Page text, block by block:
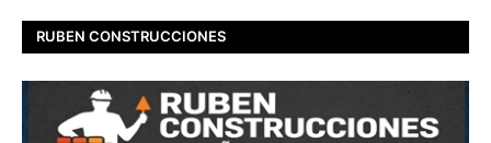
RUBEN CONSTRUCCIONES